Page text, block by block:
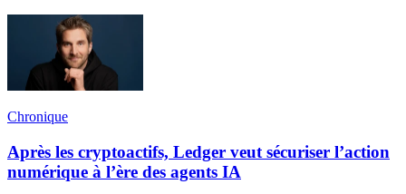
Chronique
Après les cryptoactifs, Ledger veut sécuriser l’action
numérique à l’ère des agents IA